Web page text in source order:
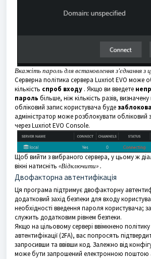
Вкажіть пароль для встановлення з'єднання з
Серверна політика сервера Luxriot EVO може
кількість спроб входу . Якщо ви введете
пароль більше, ніж кількість разів,
обліковий запис користувача буде
адміністратор може розблокувати обліковий
через Luxriot EVO Console.
Щоб вийти з вибраного сервера, у цьому ж
вікні натисніть «Відключити» .
Двофакторна автентифікація
Ця програма підтримує двофакторну
додатковий захід безпеки для входу
необхідності введення пароля користувача;
служить додатковим рівнем безпеки.
Якщо на цільовому сервері ввімкнено
автентифікації (2FA), вас попросять
запросивши та ввівши код. Залежно від
може бути запрошений електронною поштою